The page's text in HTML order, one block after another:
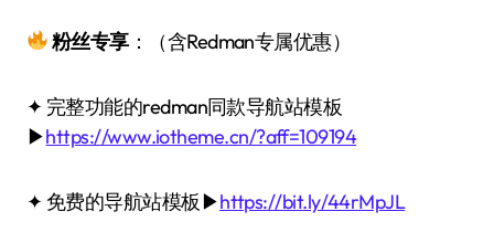
粉丝专享：（含Redman专属优惠）
✦ 完整功能的redman同款导航站模板
▶https://www.iotheme.cn/?aff=109194
✦ 免费的导航站模板▶https://bit.ly/44rMpJL